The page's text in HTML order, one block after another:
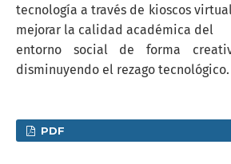
tecnología a través de kioscos
mejorar la calidad académica del
entorno social de forma
disminuyendo el rezago tecnológico.
PDF